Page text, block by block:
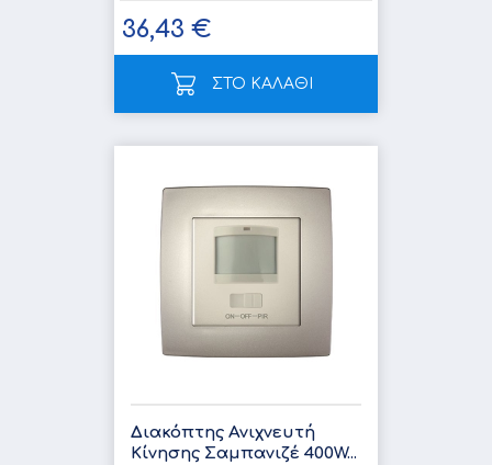
36,43 €
ΣΤΟ ΚΑΛΑΘΙ
Διακόπτης Ανιχνευτή
Κίνησης Σαμπανιζέ 400W...